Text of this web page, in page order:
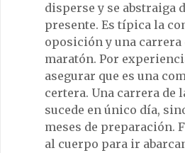
disperse y se abstraiga
presente. Es típica la
oposición y una carrera
maratón. Por
asegurar que es una
certera. Una carrera de
sucede en único día,
meses de preparación.
al cuerpo para ir